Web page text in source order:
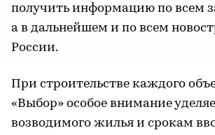
получить информацию по всем
а в дальнейшем и по всем
России.
При строительстве каждого
«Выбор» особое внимание
возводимого жилья и срокам